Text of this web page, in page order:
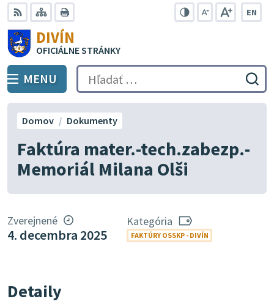
Preskočiť
na
obsah
RSS Mapa
EN
DIVÍN
OFICIÁLNE STRÁNKY
PREPNÚŤ
MENU Hľadať:
Faktúra mater.-tech.zabezp.-
Memoriál Milana Olši
Domov Dokumenty
Zverejnené
4. decembra 2025
Kategória
FAKTÚRY OSSKP - DIVÍN
Detaily